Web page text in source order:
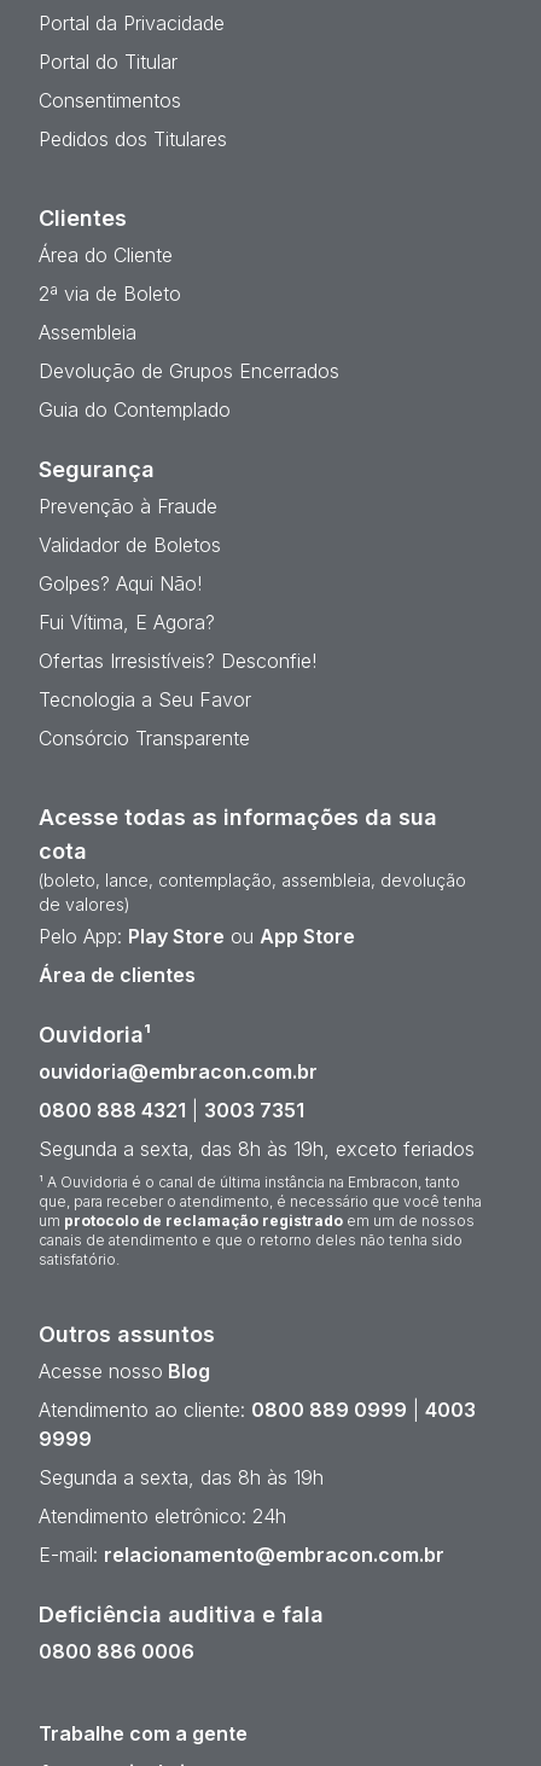
Portal da Privacidade
Portal do Titular
Consentimentos
Pedidos dos Titulares
Clientes
Área do Cliente
2ª via de Boleto
Assembleia
Devolução de Grupos Encerrados
Guia do Contemplado
Segurança
Prevenção à Fraude
Validador de Boletos
Golpes? Aqui Não!
Fui Vítima, E Agora?
Ofertas Irresistíveis? Desconfie!
Tecnologia a Seu Favor
Consórcio Transparente
Acesse todas as informações da sua
cota
(boleto, lance, contemplação, assembleia, devolução
de valores)
Pelo App: Play Store ou App Store
Área de clientes
Ouvidoria¹
ouvidoria@embracon.com.br
0800 888 4321
3003 7351
Segunda a sexta, das 8h às 19h, exceto feriados
¹ A Ouvidoria é o canal de última instância na Embracon, tanto
que, para receber o atendimento, é necessário que você tenha
um protocolo de reclamação registrado em um de nossos
canais de atendimento e que o retorno deles não tenha sido
satisfatório.
Outros assuntos
Acesse nosso Blog
Atendimento ao cliente: 0800 889 0999
4003
9999
Segunda a sexta, das 8h às 19h
Atendimento eletrônico: 24h
E-mail: relacionamento@embracon.com.br
Deficiência auditiva e fala
0800 886 0006
Trabalhe com a gente